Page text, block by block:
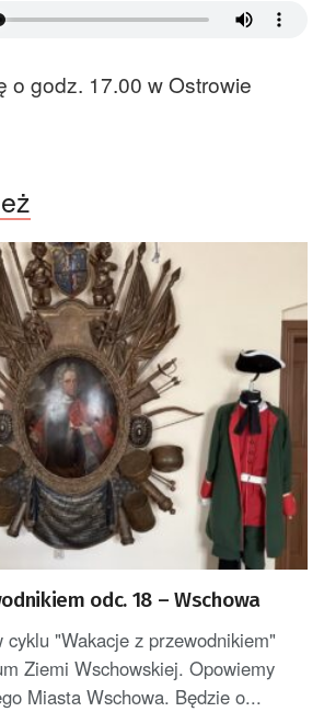
o godz. 17.00 w Ostrowie
odc. 18 – Wschowa
cyklu "Wakacje z przewodnikiem"
Ziemi Wschowskiej. Opowiemy
Miasta Wschowa. Będzie o...